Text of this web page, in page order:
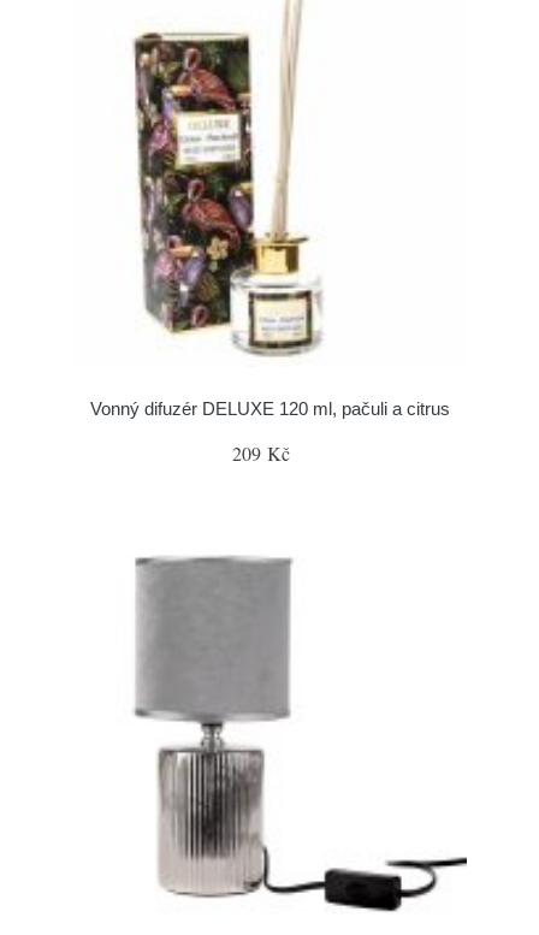
Vonný difuzér DELUXE 120 ml, pačuli a citrus
209 Kč